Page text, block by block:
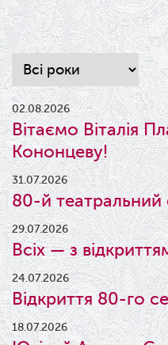
02.08.2026
Вітаємо Віталія
Кононцеву!
31.07.2026
80-й театральний
29.07.2026
Всіх — з
24.07.2026
Відкриття 80-го
18.07.2026